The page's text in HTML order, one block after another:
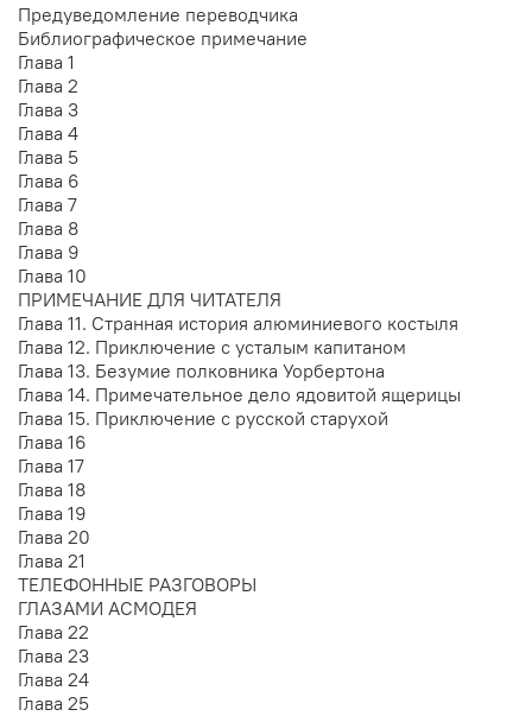
Предуведомление переводчика
Библиографическое примечание
Глава 1
Глава 2
Глава 3
Глава 4
Глава 5
Глава 6
Глава 7
Глава 8
Глава 9
Глава 10
ПРИМЕЧАНИЕ ДЛЯ ЧИТАТЕЛЯ
Глава 11. Странная история алюминиевого костыля
Глава 12. Приключение с усталым капитаном
Глава 13. Безумие полковника Уорбертона
Глава 14. Примечательное дело ядовитой ящерицы
Глава 15. Приключение с русской старухой
Глава 16
Глава 17
Глава 18
Глава 19
Глава 20
Глава 21
ТЕЛЕФОННЫЕ РАЗГОВОРЫ
ГЛАЗАМИ АСМОДЕЯ
Глава 22
Глава 23
Глава 24
Глава 25